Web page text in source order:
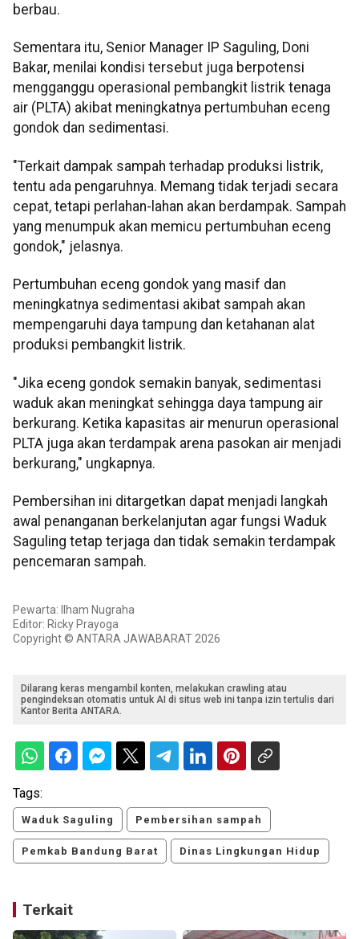
berbau.
Sementara itu, Senior Manager IP Saguling, Doni
Bakar, menilai kondisi tersebut juga berpotensi
mengganggu operasional pembangkit listrik tenaga
air (PLTA) akibat meningkatnya pertumbuhan eceng
gondok dan sedimentasi.
"Terkait dampak sampah terhadap produksi listrik,
tentu ada pengaruhnya. Memang tidak terjadi secara
cepat, tetapi perlahan-lahan akan berdampak. Sampah
yang menumpuk akan memicu pertumbuhan eceng
gondok," jelasnya.
Pertumbuhan eceng gondok yang masif dan
meningkatnya sedimentasi akibat sampah akan
mempengaruhi daya tampung dan ketahanan alat
produksi pembangkit listrik.
"Jika eceng gondok semakin banyak, sedimentasi
waduk akan meningkat sehingga daya tampung air
berkurang. Ketika kapasitas air menurun operasional
PLTA juga akan terdampak arena pasokan air menjadi
berkurang," ungkapnya.
Pembersihan ini ditargetkan dapat menjadi langkah
awal penanganan berkelanjutan agar fungsi Waduk
Saguling tetap terjaga dan tidak semakin terdampak
pencemaran sampah.
Pewarta: Ilham Nugraha
Editor: Ricky Prayoga
Copyright © ANTARA JAWABARAT 2026
Dilarang keras mengambil konten, melakukan crawling atau
pengindeksan otomatis untuk AI di situs web ini tanpa izin tertulis dari
Kantor Berita ANTARA.
Tags:
Waduk Saguling Pembersihan sampah
Pemkab Bandung Barat Dinas Lingkungan Hidup
Terkait